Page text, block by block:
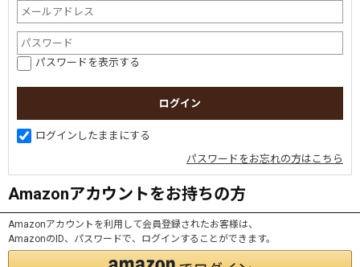
パスワードを表示する
ログインしたままにする
パスワードをお忘れの方はこちら
Amazonアカウントをお持ちの方
Amazonアカウントを利用して会員登録されたお客様は、
AmazonのID、パスワードで、ログインすることができます。